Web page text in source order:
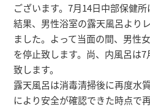
ございます。7月14日中部保健
結果、男性浴室の露天風呂より
ました。よって当面の間、男性
を停止致します。尚、内風呂は
致します。
露天風呂は消毒清掃後に再度水
により安全が確認できた時点で